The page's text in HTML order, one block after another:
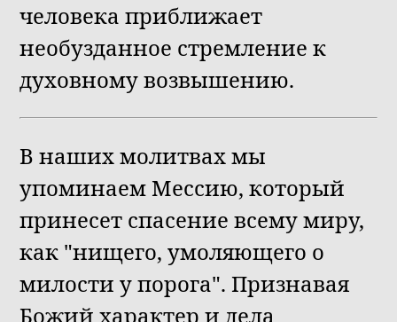
человека приближает
необузданное стремление к
духовному возвышению.
В наших молитвах мы
упоминаем Мессию, который
принесет спасение всему миру,
как "нищего, умоляющего о
милости у порога". Признавая
Божий характер и дела